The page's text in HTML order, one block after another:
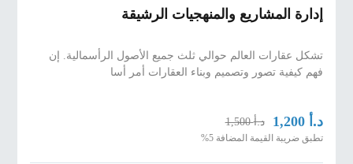
إدارة المشاريع والمنهجيات الرشيقة
تشكل عقارات العالم حوالي ثلث جميع الأصول الرأسمالية. إن
فهم كيفية تصور وتصميم وبناء العقارات أمر أسا
د.أ 1,200 د.أ1,500
تطبق ضريبة القيمة المضافة 5%